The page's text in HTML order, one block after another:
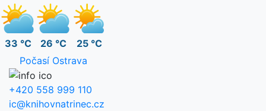
33 °C 26 °C
25 °C
Počasí Ostrava
+420 558 999 110
ic@knihovnatrinec.cz